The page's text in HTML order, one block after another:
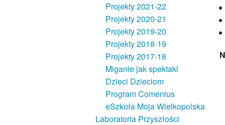
Projekty 2021-22
Projekty 2020-21
Projekty 2019-20
Projekty 2018-19
Projekty 2017-18
Miganie jak spektakl
Dzieci Dzieciom
Program Comenius
eSzkoła Moja Wielkopolska
Laboratoria Przyszłości